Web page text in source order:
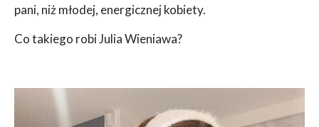
pani, niż młodej, energicznej kobiety.
Co takiego robi Julia Wieniawa?